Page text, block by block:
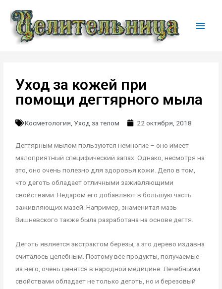
Уход за кожей при
помощи дегтярного мыла
Косметология Уход за телом 22 октября, 2018
Дегтярным мылом пользуются немногие – оно имеет
малоприятный специфический запах. Однако, несмотря на
это, оно очень полезно для здоровья кожи. Дело в том,
что деготь обладает отличными заживляющими
свойствами. Недаром его добавляют в большую часть
заживляющих мазей. Например, знаменитая мазь
Вишневского также была разработана на основе дегтя.
Деготь является экстрактом березы, а это дерево издавна
считалось целебным. Поэтому все продукты, получаемые
из него, очень ценятся в народной медицине. Лечебными
свойствами обладает не только деготь, но и березовый